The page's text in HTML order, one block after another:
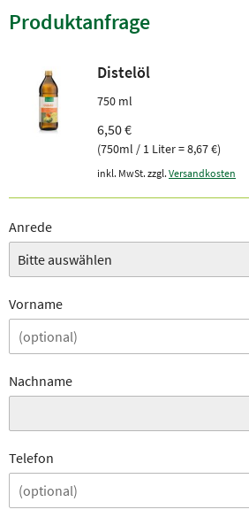
Produktanfrage
Distelöl
750 ml
6,50 €
(750ml / 1 Liter = 8,67 €)
inkl. MwSt. zzgl. Versandkosten
Anrede
Vorname
Nachname
Telefon